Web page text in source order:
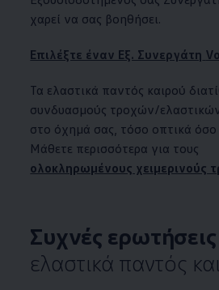
χαρεί να σας βοηθήσει.
Επιλέξτε έναν Εξ. Συνεργάτη
Τα ελαστικά παντός καιρού
συνδυασμούς τροχών/
στο όχημά σας, τόσο οπτικά όσο
Μάθετε περισσότερα για τους
ολοκληρωμένους χειμερινούς
Συχνές ερωτήσεις
ελαστικά παντός